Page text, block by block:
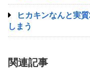
ヒカキンなんと実
しまう
関連記事